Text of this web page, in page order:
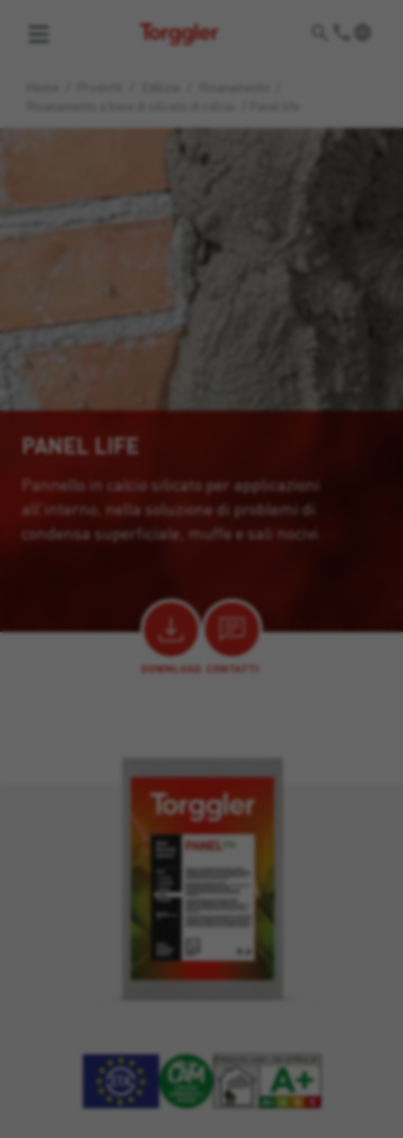
Torggler
PANEL LIFE
Pannello in calcio silicato per applicazioni
all'interno, nella soluzione di problemi di
condensa superficiale, muffe e sali nocivi.
DOWNLOAD CONTATTI